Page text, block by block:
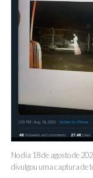
No dia 18 de agosto de
divulgou uma captura de